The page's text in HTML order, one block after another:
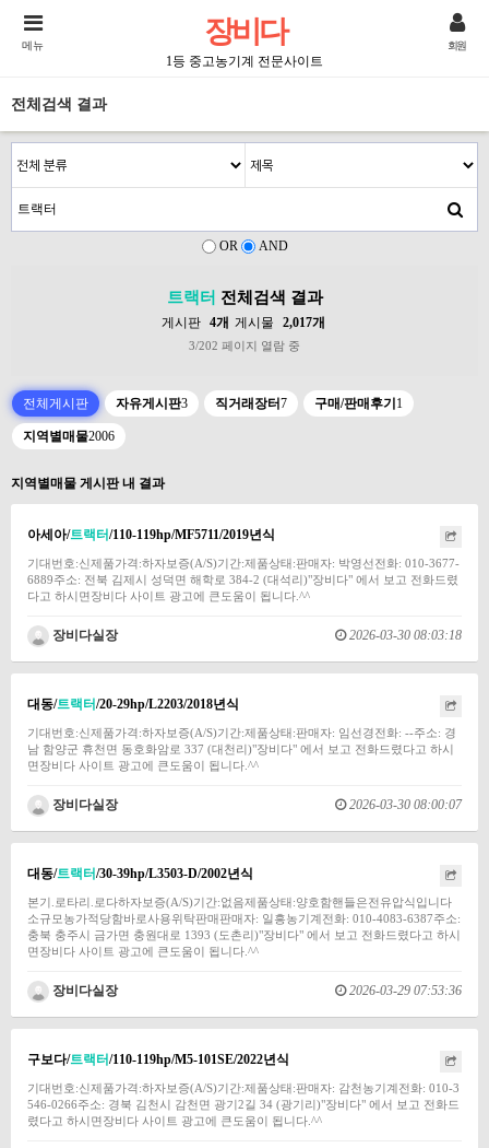
장비다
1등 중고농기계 전문사이트
메뉴 회원
전체검색 결과
OR AND
트랙터 전체검색 결과
게시판 4개 게시물 2,017개
3/202 페이지 열람 중
전체게시판 자유게시판3 직거래장터7 구매/판매후기1
지역별매물2006
지역별매물 게시판 내 결과
아세아/트랙터/110-119hp/MF5711/2019년식
기대번호:신제품가격:하자보증(A/S)기간:제품상태:판매자: 박영선전화: 010-3677-
6889주소: 전북 김제시 성덕면 해학로 384-2 (대석리)"장비다" 에서 보고 전화드렸
다고 하시면장비다 사이트 광고에 큰도움이 됩니다.^^
장비다실장 2026-03-30 08:03:18
대동/트랙터/20-29hp/L2203/2018년식
기대번호:신제품가격:하자보증(A/S)기간:제품상태:판매자: 임선경전화: --주소: 경
남 함양군 휴천면 동호화암로 337 (대천리)"장비다" 에서 보고 전화드렸다고 하시
면장비다 사이트 광고에 큰도움이 됩니다.^^
장비다실장 2026-03-30 08:00:07
대동/트랙터/30-39hp/L3503-D/2002년식
본기.로타리.로다하자보증(A/S)기간:없음제품상태:양호함핸들은전유압식입니다
소규모농가적당함바로사용위탁판매판매자: 일흥농기계전화: 010-4083-6387주소:
충북 충주시 금가면 충원대로 1393 (도촌리)"장비다" 에서 보고 전화드렸다고 하시
면장비다 사이트 광고에 큰도움이 됩니다.^^
장비다실장 2026-03-29 07:53:36
구보다/트랙터/110-119hp/M5-101SE/2022년식
기대번호:신제품가격:하자보증(A/S)기간:제품상태:판매자: 감천농기계전화: 010-3
546-0266주소: 경북 김천시 감천면 광기2길 34 (광기리)"장비다" 에서 보고 전화드
렸다고 하시면장비다 사이트 광고에 큰도움이 됩니다.^^